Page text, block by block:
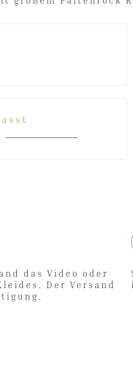
das Video oder
Der Versand